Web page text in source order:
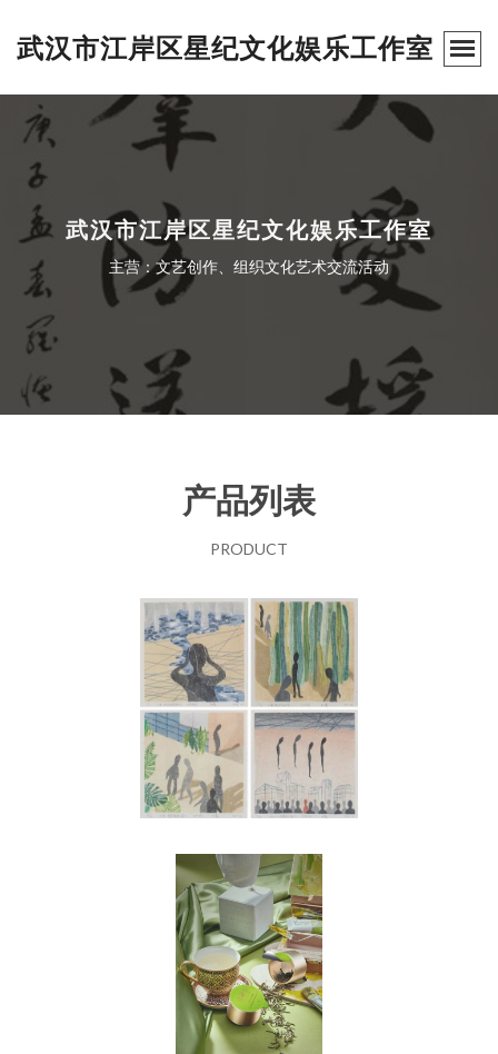
武汉市江岸区星纪文化娱乐工作室
武汉市江岸区星纪文化娱乐工作室
主营：文艺创作、组织文化艺术交流活动
产品列表
PRODUCT